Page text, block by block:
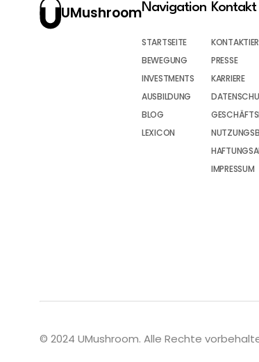
UMushroomNavigation
STARTSEITE
BEWEGUNG
INVESTMENTS
AUSBILDUNG
BLOG
LEXICON
Kontakt
PRESSE
KARRIERE
IMPRESSUM
© 2024 UMushroom. Alle Rechte